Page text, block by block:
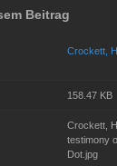
Beitrag
Crockett,
158.47 KB
Crockett,
testimony
Dot.jpg